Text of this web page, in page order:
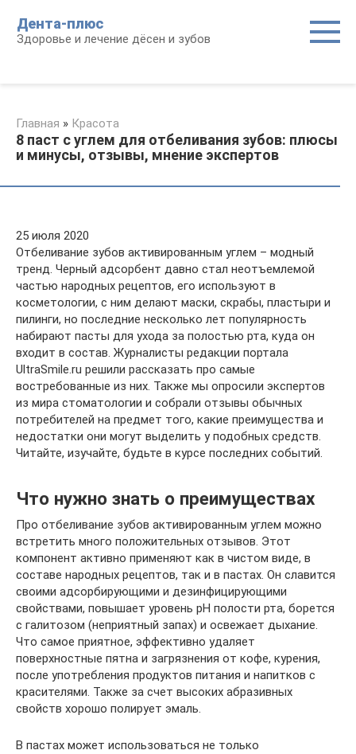
контенту
Дента-плюс
Здоровье и лечение дёсен и зубов
Главная » Красота
8 паст с углем для отбеливания зубов: плюсы
и минусы, отзывы, мнение экспертов
25 июля 2020
Отбеливание зубов активированным углем – модный
тренд. Черный адсорбент давно стал неотъемлемой
частью народных рецептов, его используют в
косметологии, с ним делают маски, скрабы, пластыри и
пилинги, но последние несколько лет популярность
набирают пасты для ухода за полостью рта, куда он
входит в состав. Журналисты редакции портала
UltraSmile.ru решили рассказать про самые
востребованные из них. Также мы опросили экспертов
из мира стоматологии и собрали отзывы обычных
потребителей на предмет того, какие преимущества и
недостатки они могут выделить у подобных средств.
Читайте, изучайте, будьте в курсе последних событий.
Что нужно знать о преимуществах
Про отбеливание зубов активированным углем можно
встретить много положительных отзывов. Этот
компонент активно применяют как в чистом виде, в
составе народных рецептов, так и в пастах. Он славится
своими адсорбирующими и дезинфицирующими
свойствами, повышает уровень рН полости рта, борется
с галитозом (неприятный запах) и освежает дыхание.
Что самое приятное, эффективно удаляет
поверхностные пятна и загрязнения от кофе, курения,
после употребления продуктов питания и напитков с
красителями. Также за счет высоких абразивных
свойств хорошо полирует эмаль.
В пастах может использоваться не только